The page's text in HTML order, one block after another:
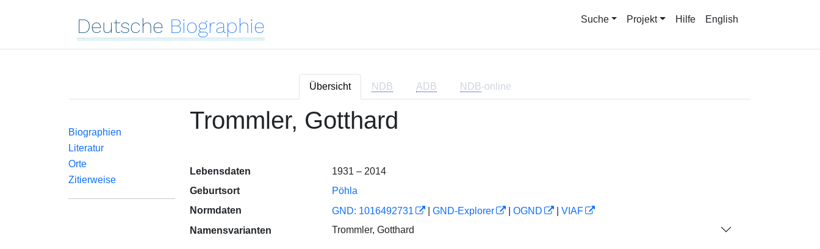
Deutsche Biographie Suche Projekt Hilfe English
Übersicht NDB ADB NDB-online
Biographien
Literatur
Orte
Zitierweise
Trommler, Gotthard
Lebensdaten
1931 – 2014
Geburtsort
Pöhla
Normdaten
GND: 1016492731 GND-Explorer OGND
VIAF
Namensvarianten
Trommler, Gotthard